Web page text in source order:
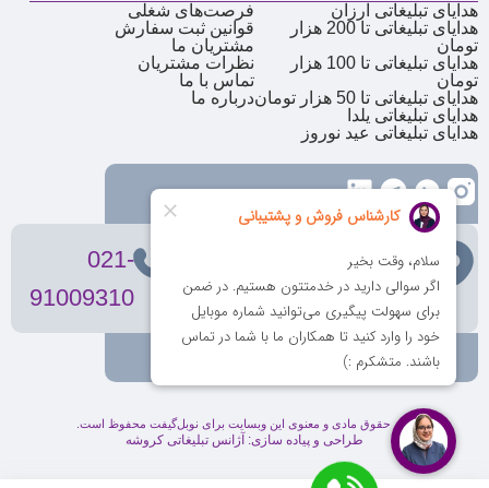
هدایای تبلیغاتی ارزان
هدایای تبلیغاتی تا 200 هزار
تومان
هدایای تبلیغاتی تا 100 هزار
تومان
هدایای تبلیغاتی تا 50 هزار تومان
هدایای تبلیغاتی یلدا
هدایای تبلیغاتی عید نوروز
فرصت‌های شغلی
قوانین ثبت سفارش
مشتریان ما
نظرات مشتریان
تماس با ما
درباره ما
تهران، ولیعصر، بالاتر از بهشتی،
بن‌بست پردیس، پلاک 12
021-
91009310
کلیه حقوق مادی و معنوی این وبسایت برای نوبل‌گیفت محفوظ است.
طراحی و پیاده سازی: آژانس تبلیغاتی کروشه